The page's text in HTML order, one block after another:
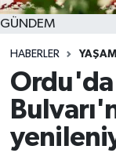
GÜNDEM
HABERLER YAŞAM
MAGAZİN
YAŞAM
Tüm
Son Dakika
Haber